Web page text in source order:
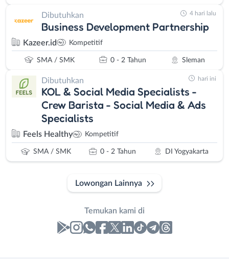
Dibutuhkan
Business Development Partnership
Kazeer.id Kompetitif
SMA / SMK 0 - 2 Tahun Sleman
4 hari lalu
Dibutuhkan
KOL & Social Media Specialists -
Crew Barista - Social Media & Ads
Specialists
Feels Healthy Kompetitif
SMA / SMK 0 - 2 Tahun DI Yogyakarta
hari ini
Lowongan Lainnya
Temukan kami di